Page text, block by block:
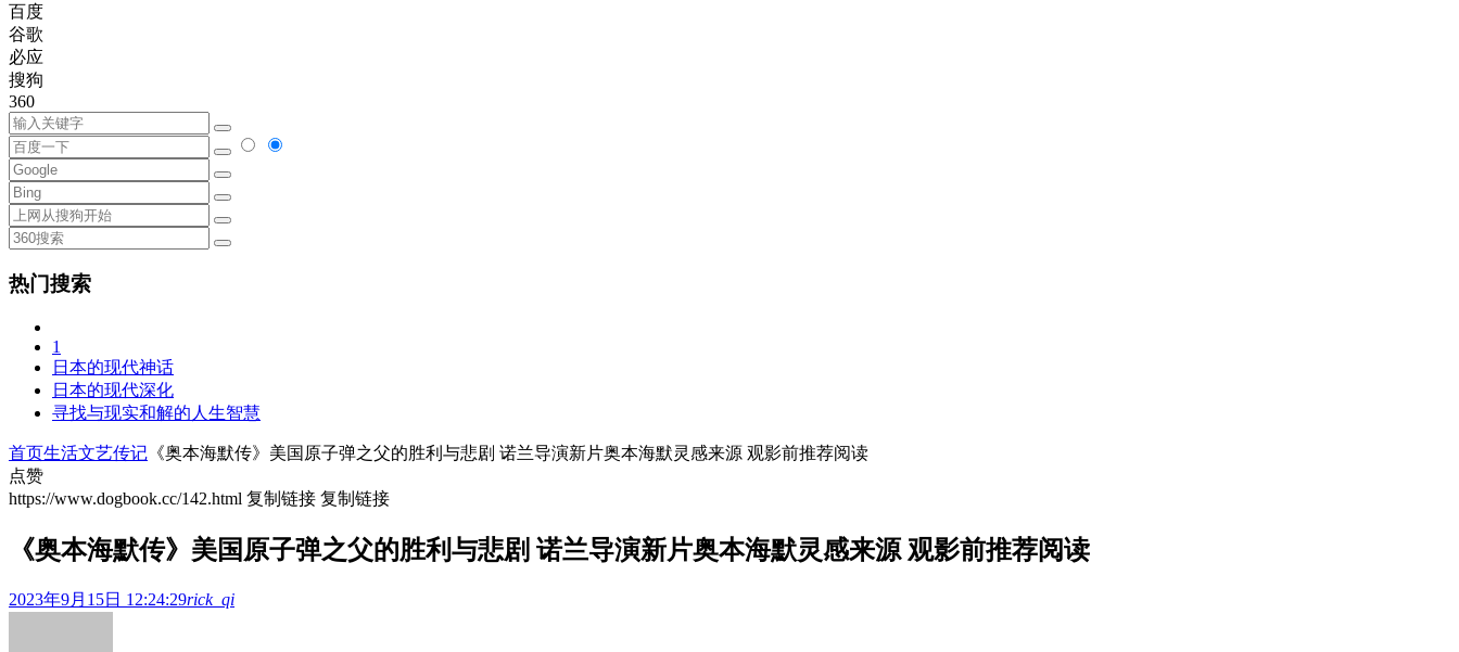
百度
谷歌
必应
搜狗
360
热门搜索
1
日本的现代神话
日本的现代深化
寻找与现实和解的人生智慧
首页生活文艺传记 《奥本海默传》美国原子弹之父的胜利与悲剧 诺兰导演新片奥本海默灵感来源 观影前推荐阅读
点赞
https://www.dogbook.cc/142.html 复制链接 复制链接
《奥本海默传》美国原子弹之父的胜利与悲剧 诺兰导演新片奥本海默灵感来源 观影前推荐阅读
2023年9月15日 12:24:29rick_qi